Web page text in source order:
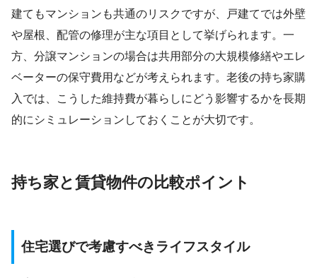
建てもマンションも共通のリスクですが、戸建てでは外壁
や屋根、配管の修理が主な項目として挙げられます。一
方、分譲マンションの場合は共用部分の大規模修繕やエレ
ベーターの保守費用などが考えられます。老後の持ち家購
入では、こうした維持費が暮らしにどう影響するかを長期
的にシミュレーションしておくことが大切です。
持ち家と賃貸物件の比較ポイント
住宅選びで考慮すべきライフスタイル